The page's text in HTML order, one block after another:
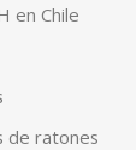
en Chile
de ratones